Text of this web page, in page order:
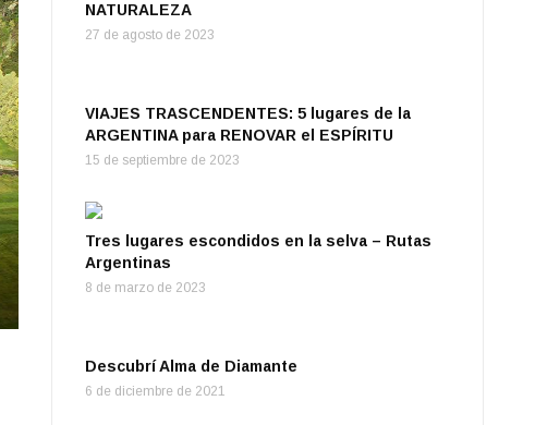
NATURALEZA
27 de agosto de 2023
VIAJES TRASCENDENTES: 5 lugares de la
ARGENTINA para RENOVAR el ESPÍRITU
15 de septiembre de 2023
Tres lugares escondidos en la selva – Rutas
Argentinas
8 de marzo de 2023
Descubrí Alma de Diamante
6 de diciembre de 2021